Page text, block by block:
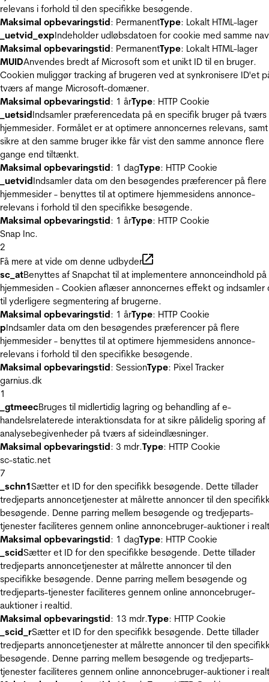
relevans i forhold til den specifikke besøgende.
Maksimal opbevaringstid: PermanentType: Lokalt HTML-lager
_uetvid_expIndeholder udløbsdatoen for cookie med samme
Maksimal opbevaringstid: PermanentType: Lokalt HTML-lager
MUIDAnvendes bredt af Microsoft som et unikt ID til en bruger.
Cookien muliggør tracking af brugeren ved at synkronisere ID'et
tværs af mange Microsoft-domæner.
Maksimal opbevaringstid: 1 årType: HTTP Cookie
_uetsidIndsamler præferencedata på en specifik bruger på tværs
hjemmesider. Formålet er at optimere annoncernes relevans, samt
sikre at den samme bruger ikke får vist den samme annonce flere
gange end tiltænkt.
Maksimal opbevaringstid: 1 dagType: HTTP Cookie
_uetvidIndsamler data om den besøgendes præferencer på flere
hjemmesider - benyttes til at optimere hjemmesidens annonce-
relevans i forhold til den specifikke besøgende.
Maksimal opbevaringstid: 1 årType: HTTP Cookie
Snap Inc.
2
Få mere at vide om denne udbyder
sc_atBenyttes af Snapchat til at implementere annonceindhold på
hjemmesiden - Cookien aflæser annoncernes effekt og indsamler
til yderligere segmentering af brugerne.
Maksimal opbevaringstid: 1 årType: HTTP Cookie
pIndsamler data om den besøgendes præferencer på flere
hjemmesider - benyttes til at optimere hjemmesidens annonce-
relevans i forhold til den specifikke besøgende.
Maksimal opbevaringstid: SessionType: Pixel Tracker
garnius.dk
1
_gtmeecBruges til midlertidig lagring og behandling af e-
handelsrelaterede interaktionsdata for at sikre pålidelig sporing af
analysebegivenheder på tværs af sideindlæsninger.
Maksimal opbevaringstid: 3 mdr.Type: HTTP Cookie
sc-static.net
7
_schn1Sætter et ID for den specifikk besøgende. Dette tillader
tredjeparts annoncetjenester at målrette annoncer til den
besøgende. Denne parring mellem besøgende og tredjeparts-
tjenester faciliteres gennem online annoncebruger-auktioner i
Maksimal opbevaringstid: 1 dagType: HTTP Cookie
_scidSætter et ID for den specifikke besøgende. Dette tillader
tredjeparts annoncetjenester at målrette annoncer til den
specifikke besøgende. Denne parring mellem besøgende og
tredjeparts-tjenester faciliteres gennem online annoncebruger-
auktioner i realtid.
Maksimal opbevaringstid: 13 mdr.Type: HTTP Cookie
_scid_rSætter et ID for den specifikk besøgende. Dette tillader
tredjeparts annoncetjenester at målrette annoncer til den
besøgende. Denne parring mellem besøgende og tredjeparts-
tjenester faciliteres gennem online annoncebruger-auktioner i